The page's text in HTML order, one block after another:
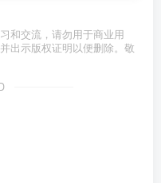
和交流，请勿用于商业用
出示版权证明以便删除。敬